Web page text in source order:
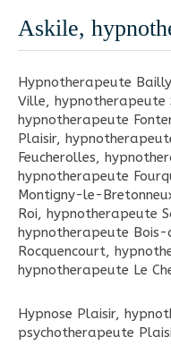
Askile,
Hypnotherapeute Bailly
Ville,
hypnotherapeute
Plaisir,
Feucherolles,
hypnotherapeute
Montigny-le-
Roi, hypnotherapeute
hypnotherapeute Bois-
Rocquencourt,
hypnotherapeute Le
Hypnose Plaisir,
psychotherapeute